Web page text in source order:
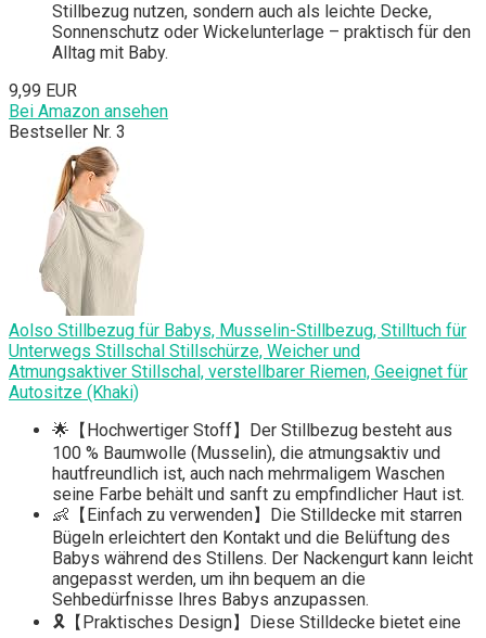
Stillbezug nutzen, sondern auch als leichte Decke,
Sonnenschutz oder Wickelunterlage – praktisch für den
Alltag mit Baby.
9,99 EUR
Bei Amazon ansehen
Bestseller Nr. 3
Aolso Stillbezug für Babys, Musselin-Stillbezug, Stilltuch für
Unterwegs Stillschal Stillschürze, Weicher und
Atmungsaktiver Stillschal, verstellbarer Riemen, Geeignet für
Autositze (Khaki)
🌟【Hochwertiger Stoff】Der Stillbezug besteht aus
100 % Baumwolle (Musselin), die atmungsaktiv und
hautfreundlich ist, auch nach mehrmaligem Waschen
seine Farbe behält und sanft zu empfindlicher Haut ist.
👶【Einfach zu verwenden】Die Stilldecke mit starren
Bügeln erleichtert den Kontakt und die Belüftung des
Babys während des Stillens. Der Nackengurt kann leicht
angepasst werden, um ihn bequem an die
Sehbedürfnisse Ihres Babys anzupassen.
🎗️【Praktisches Design】Diese Stilldecke bietet eine